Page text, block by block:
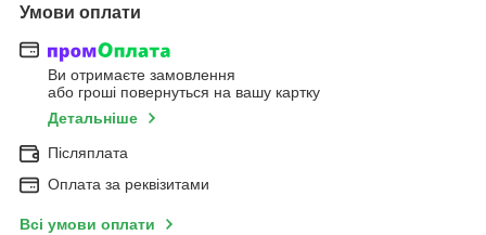
Умови оплати
Ви отримаєте замовлення
або гроші повернуться на вашу картку
Детальніше
Післяплата
Оплата за реквізитами
Всі умови оплати